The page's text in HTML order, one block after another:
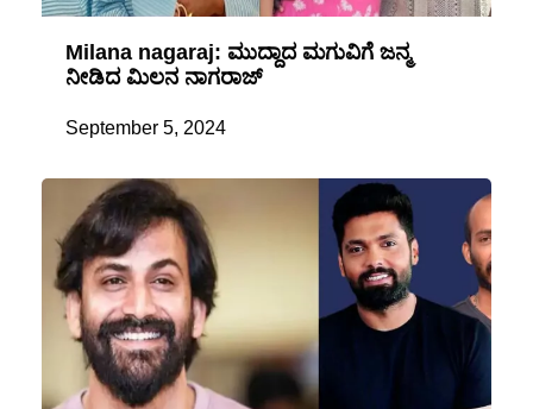
Milana nagaraj: ಮುದ್ದಾದ ಮಗುವಿಗೆ ಜನ್ಮ
ನೀಡಿದ ಮಿಲನ ನಾಗರಾಜ್
September 5, 2024